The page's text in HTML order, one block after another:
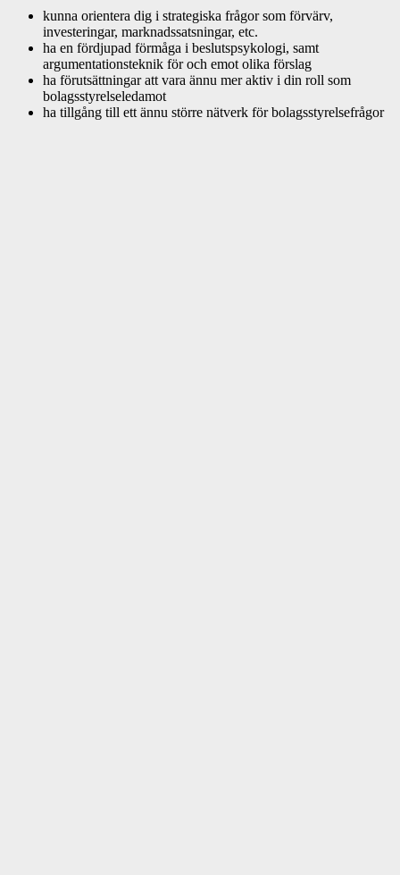
kunna orientera dig i strategiska frågor som förvärv,
investeringar, marknadssatsningar, etc.
ha en fördjupad förmåga i beslutspsykologi, samt
argumentationsteknik för och emot olika förslag
ha förutsättningar att vara ännu mer aktiv i din roll som
bolagsstyrelseledamot
ha tillgång till ett ännu större nätverk för bolagsstyrelsefrågor